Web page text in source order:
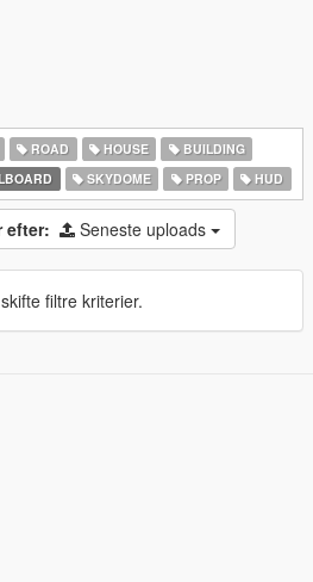
ROAD HOUSE
BUILDING
SKYDOME PROP HUD
efter: Seneste uploads
filtre kriterier.